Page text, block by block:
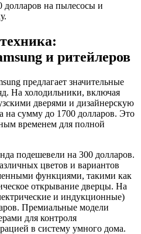
долларов на пылесосы и
и ритейлеров
предлагает значительные
На холодильники, включая
дверями и дизайнерскую
на сумму до 1700 долларов. Это
временем для полной
подешевели на 300 долларов.
цветов и вариантов
функциями, такими как
открывание дверцы. На
и индукционные)
Премиальные модели
для контроля
в систему умного дома.